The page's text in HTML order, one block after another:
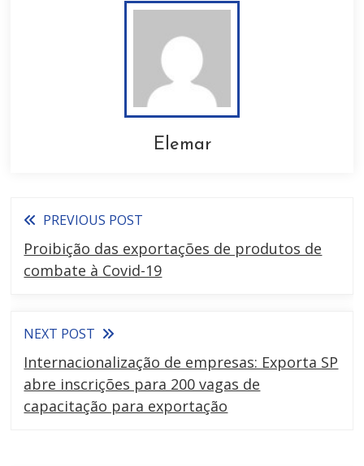
Elemar
PREVIOUS POST
Proibição das exportações de produtos de
combate à Covid-19
NEXT POST
Internacionalização de empresas: Exporta SP
abre inscrições para 200 vagas de
capacitação para exportação